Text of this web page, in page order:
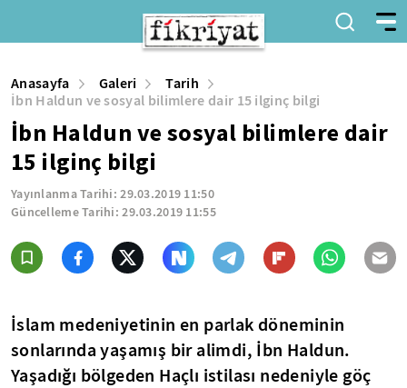
Anasayfa Galeri
Tarih
İbn Haldun ve sosyal bilimlere dair 15 ilginç bilgi
İbn Haldun ve sosyal bilimlere dair
15 ilginç bilgi
Yayınlanma Tarihi:29.03.2019 11:50
Güncelleme Tarihi:29.03.2019 11:55
İslam medeniyetinin en parlak döneminin
sonlarında yaşamış bir alimdi, İbn Haldun.
Yaşadığı bölgeden Haçlı istilası nedeniyle göç